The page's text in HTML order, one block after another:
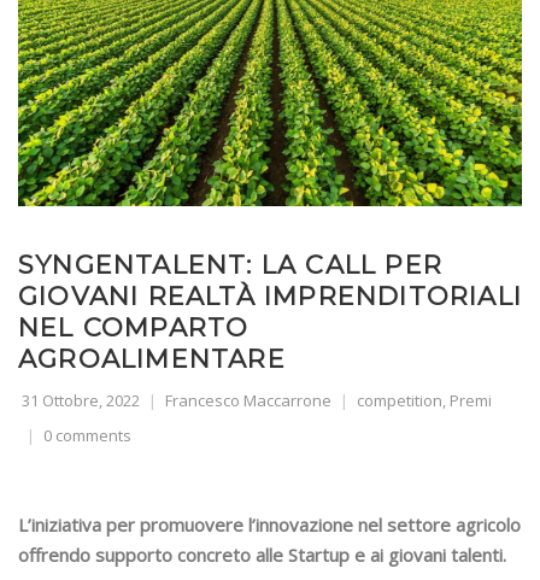
SYNGENTALENT: LA CALL PER
GIOVANI REALTÀ IMPRENDITORIALI
NEL COMPARTO
AGROALIMENTARE
31 Ottobre, 2022 Francesco Maccarrone competition, Premi
0 comments
L’iniziativa per promuovere l’innovazione nel settore agricolo
offrendo supporto concreto alle Startup e ai giovani talenti.